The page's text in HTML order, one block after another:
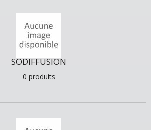
SODIFFUSION
0 produits